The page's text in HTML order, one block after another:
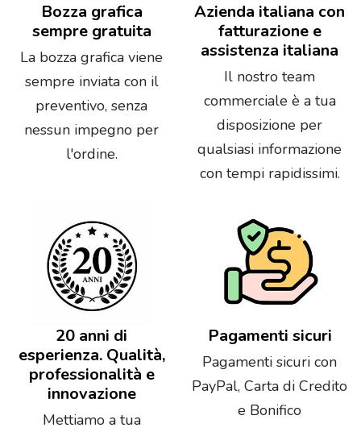
Bozza grafica
sempre gratuita
La bozza grafica viene
sempre inviata con il
preventivo, senza
nessun impegno per
l'ordine.
Azienda italiana con
fatturazione e
assistenza italiana
Il nostro team
commerciale è a tua
disposizione per
qualsiasi informazione
con tempi rapidissimi.
20 anni di
esperienza. Qualità,
professionalità e
innovazione
Mettiamo a tua
Pagamenti sicuri
Pagamenti sicuri con
PayPal, Carta di Credito
e Bonifico